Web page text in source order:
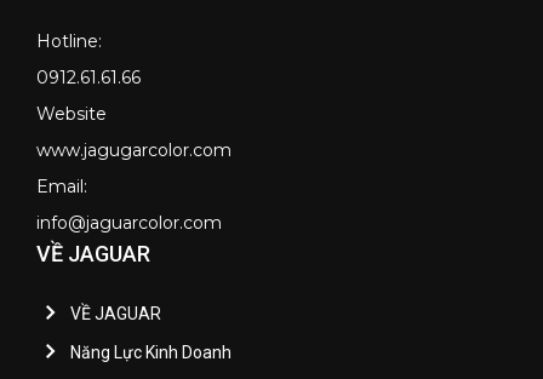
Hotline:
0912.61.61.66
Website
www.jagugarcolor.com
Email:
info@jaguarcolor.com
VỀ JAGUAR
VỀ JAGUAR
Năng Lực Kinh Doanh